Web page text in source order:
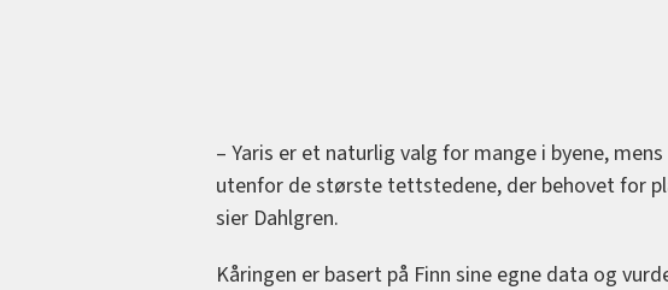
– Yaris er et naturlig valg for mange i byene,
utenfor de største tettstedene, der behovet for
sier Dahlgren.
Kåringen er basert på Finn sine egne data og